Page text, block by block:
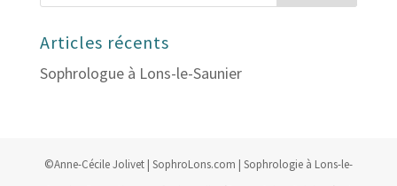
Articles récents
Sophrologue à Lons-le-Saunier
©Anne-Cécile Jolivet | SophroLons.com | Sophrologie à Lons-le-